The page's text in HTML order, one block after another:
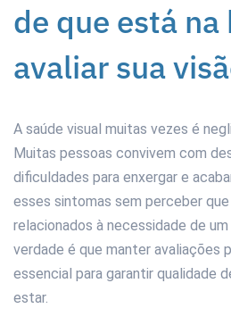
de que está na
avaliar sua
A saúde visual muitas vezes é
Muitas pessoas convivem com
dificuldades para enxergar e
esses sintomas sem perceber
relacionados à necessidade de
verdade é que manter avaliações
essencial para garantir qualidade
estar.